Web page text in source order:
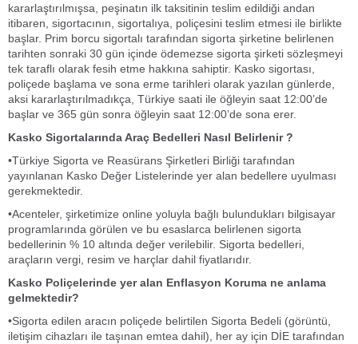
kararlaştırılmışsa, peşinatın ilk taksitinin teslim edildiği andan
itibaren, sigortacının, sigortalıya, poliçesini teslim etmesi ile birlikte
başlar. Prim borcu sigortalı tarafından sigorta şirketine belirlenen
tarihten sonraki 30 gün içinde ödemezse sigorta şirketi sözleşmeyi
tek taraflı olarak fesih etme hakkına sahiptir. Kasko sigortası,
poliçede başlama ve sona erme tarihleri olarak yazılan günlerde,
aksi kararlaştırılmadıkça, Türkiye saati ile öğleyin saat 12:00’de
başlar ve 365 gün sonra öğleyin saat 12:00’de sona erer.
Kasko Sigortalarında Araç Bedelleri Nasıl Belirlenir ?
•Türkiye Sigorta ve Reasürans Şirketleri Birliği tarafından
yayınlanan Kasko Değer Listelerinde yer alan bedellere uyulması
gerekmektedir.
•Acenteler, şirketimize online yoluyla bağlı bulundukları bilgisayar
programlarında görülen ve bu esaslarca belirlenen sigorta
bedellerinin % 10 altında değer verilebilir. Sigorta bedelleri,
araçların vergi, resim ve harçlar dahil fiyatlarıdır.
Kasko Poliçelerinde yer alan Enflasyon Koruma ne anlama
gelmektedir?
•Sigorta edilen aracın poliçede belirtilen Sigorta Bedeli (görüntü,
iletişim cihazları ile taşınan emtea dahil), her ay için DİE tarafından